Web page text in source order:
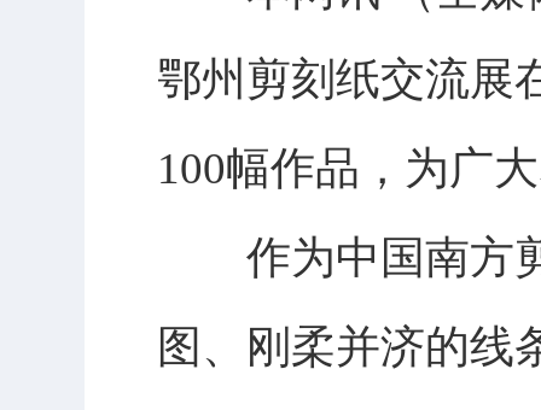
鄂州剪刻纸交流展
100幅作品，为广
作为中国南方剪
图、刚柔并济的线